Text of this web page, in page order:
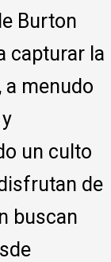
Burton
capturar la
a menudo
un culto
de
buscan